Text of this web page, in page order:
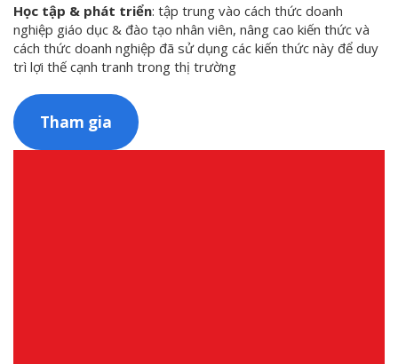
Học tập & phát triển: tập trung vào cách thức doanh
nghiệp giáo dục & đào tạo nhân viên, nâng cao kiến thức và
cách thức doanh nghiệp đã sử dụng các kiến thức này để duy
trì lợi thế cạnh tranh trong thị trường
Tham gia